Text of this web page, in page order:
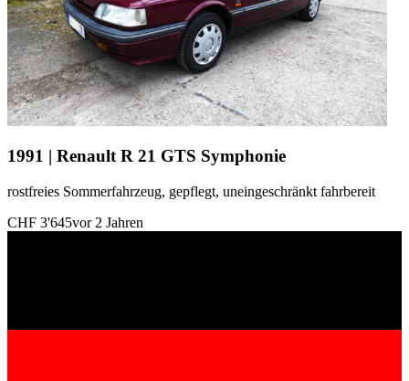
1991 | Renault R 21 GTS Symphonie
rostfreies Sommerfahrzeug, gepflegt, uneingeschränkt fahrbereit
CHF 3'645vor 2 Jahren